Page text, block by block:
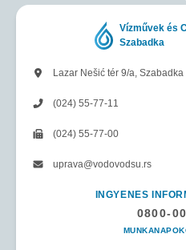
Vízművek és
Szabadka
Lazar Nešić tér 9/a, Szabadka
(024) 55-77-11
(024) 55-77-00
uprava@vodovodsu.rs
INGYENES
0800-